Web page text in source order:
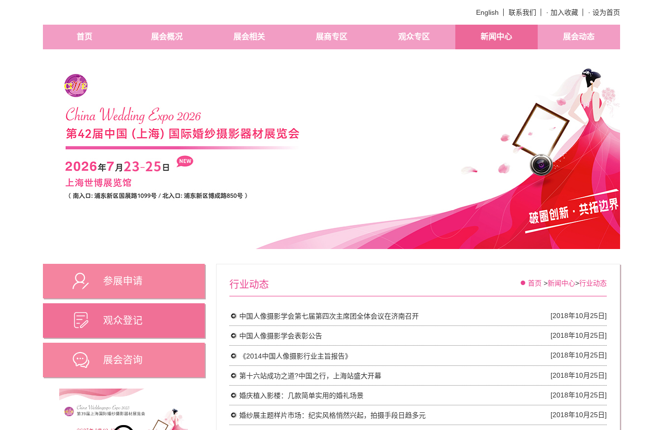
English 联系我们 · 加入收藏 · 设为首页
首页 展会概况 展会相关 展商专区 观众专区 新闻中心 展会动态
参展申请
观众登记
展会咨询
行业动态 首页 >新闻中心>行业动态
中国人像摄影学会第七届第四次主席团全体会议在济南召开 [2018年10月25日]
中国人像摄影学会表彰公告 [2018年10月25日]
《2014中国人像摄影行业主旨报告》 [2018年10月25日]
第十六站成功之道?中国之行，上海站盛大开幕 [2018年10月25日]
婚庆植入影楼：几款简单实用的婚礼场景 [2018年10月25日]
婚纱展主题样片市场：纪实风格悄然兴起，拍摄手段日趋多元 [2018年10月25日]